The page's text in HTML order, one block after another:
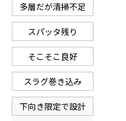
多層だが清掃不足
スパッタ残り
そこそこ良好
スラグ巻き込み
下向き限定で設計